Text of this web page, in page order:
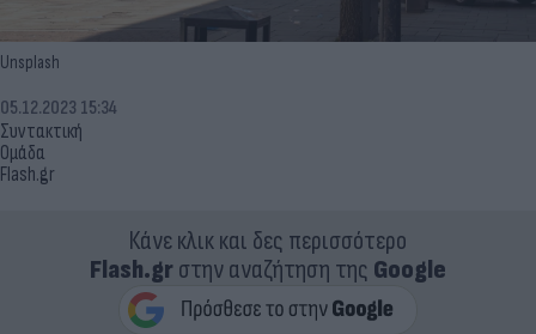
Unsplash
Συντακτική
Ομάδα
Flash.gr
05.12.2023 15:34
Κάνε κλικ και δες περισσότερο
Flash.grστην αναζήτηση της Google